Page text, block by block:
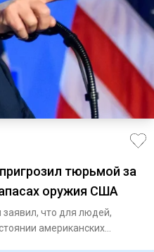
тюрьмой за
оружия США
что для людей,
американских